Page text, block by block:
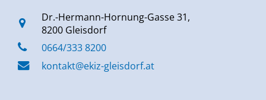
Dr.-Hermann-Hornung-Gasse 31,
8200 Gleisdorf
0664/333 8200
kontakt@ekiz-gleisdorf.at